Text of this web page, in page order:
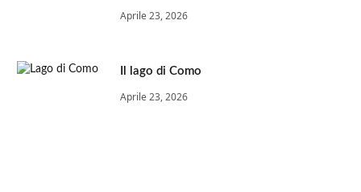
Aprile 23, 2026
Il lago di Como
Aprile 23, 2026